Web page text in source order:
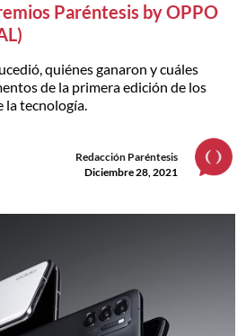
Paréntesis by OPPO
quiénes ganaron y cuáles
de la primera edición de los
la tecnología.
Redacción Paréntesis
Diciembre 28, 2021